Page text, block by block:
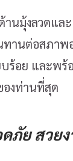
านมุ้งลวดแล
นต่อสภาพอ
บร้อย และพ
งท่านที่สุด
ภัย สวยง